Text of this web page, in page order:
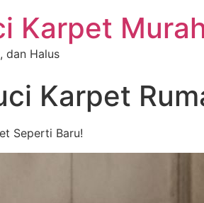
Karpet
dan Halus
Karpet
Seperti Baru!